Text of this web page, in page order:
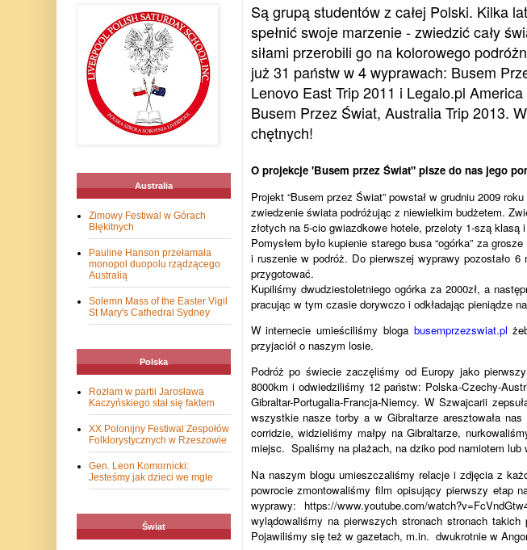
Są grupą studentów z całej Polski. Kilka
spełnić swoje marzenie - zwiedzić cały
siłami przerobili go na kolorowego
już 31 państw w 4 wyprawach: Busem
Lenovo East Trip 2011 i Legalo.pl
Busem Przez Świat, Australia Trip 2013.
chętnych!
O projekcje 'Busem przez Świat" pisze do nas jego
Projekt “Busem przez Świat” powstał w grudniu 2009
zwiedzenie świata podróżując z niewielkim budżetem.
złotych na 5-cio gwiazdkowe hotele, przeloty 1-szą klasą
Pomysłem było kupienie starego busa “ogórka” za
i ruszenie w podróż. Do pierwszej wyprawy pozostało
przygotować.
Kupiliśmy dwudziestoletniego ogórka za 2000zł, a
pracując w tym czasie dorywczo i odkładając pieniądze
W internecie umieściliśmy bloga busemprzezswiat.pl
przyjaciół o naszym losie.
Podróż po świecie zaczęliśmy od Europy jako
8000km i odwiedziliśmy 12 państw: Polska-Czechy-
Gibraltar-Portugalia-Francja-Niemcy. W Szwajcarii
wszystkie nasze torby a w Gibraltarze aresztowała
corridzie, widzieliśmy małpy na Gibraltarze,
miejsc. Spaliśmy na plażach, na dziko pod namiotem
Na naszym blogu umieszczaliśmy relacje i zdjęcia z
powrocie zmontowaliśmy film opisujący pierwszy etap
wyprawy: https://www.youtube.com/
wylądowaliśmy na pierwszych stronach stronach
Pojawiliśmy się też w gazetach, m.in. dwukrotnie w
Australia
Zimowy Festiwal w Górach
Błękitnych
Pauline Hanson przełamała
monopol duopolu rządzącego
Australią
Solemn Mass of the Easter Vigil
St Mary's Cathedral Sydney
Polska
Rozłam w partii Jarosława
Kaczyńskiego stał się faktem
XX Polonijny Festiwal Zespołów
Folklorystycznych w Rzeszowie
Gen. Leon Komornicki:
Jesteśmy jak dzieci we mgle
Świat